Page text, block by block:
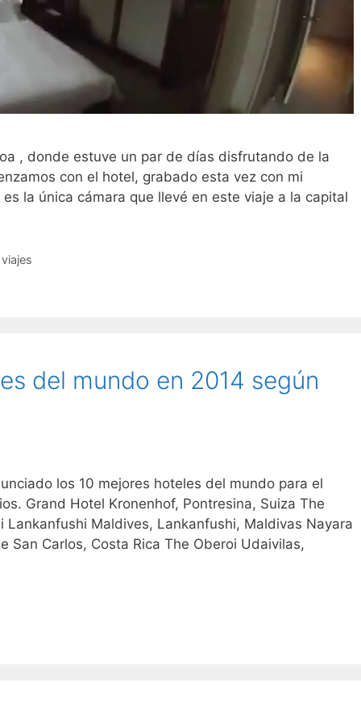
, donde estuve un par de días disfrutando de la
con el hotel, grabado esta vez con mi
la única cámara que llevé en este viaje a la capital
del mundo en 2014 según
los 10 mejores hoteles del mundo para el
Grand Hotel Kronenhof, Pontresina, Suiza The
Lankanfushi Maldives, Lankanfushi, Maldivas Nayara
San Carlos, Costa Rica The Oberoi Udaivilas,